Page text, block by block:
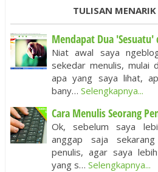
TULISAN
Mendapat Dua
Niat awal saya
sekedar menulis, mulai
apa yang saya lihat,
bany… Selengkapnya...
Cara Menulis Seorang
Ok, sebelum saya
anggap saja
penulis, agar saya
yang s… Selengkapnya...